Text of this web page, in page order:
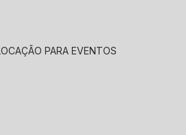
LOCAÇÃO PARA EVENTOS